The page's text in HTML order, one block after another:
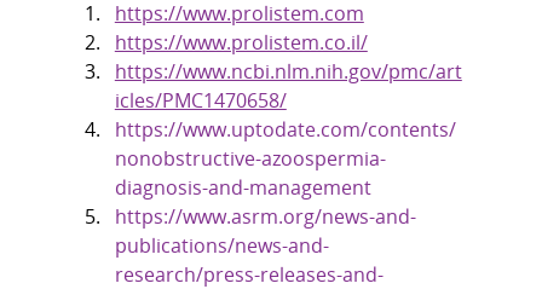
https://www.prolistem.com
https://www.prolistem.co.il/
https://www.ncbi.nlm.nih.gov/pmc/art
icles/PMC1470658/
https://www.uptodate.com/contents/
nonobstructive-azoospermia-
diagnosis-and-management
https://www.asrm.org/news-and-
publications/news-and-
research/press-releases-and-